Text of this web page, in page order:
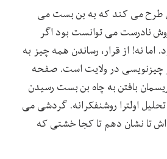
طرح می کند که به بن بست می
نادرست می توانست بود اگر
اما نه! از قرار، رساندن همه چیز به
در ولایت است. صفحه
بافتن به چاه بن بست رسیدن
اولترا روشنفکرانه. گردشی می
تا نشان دهم تا کجا خشتی که